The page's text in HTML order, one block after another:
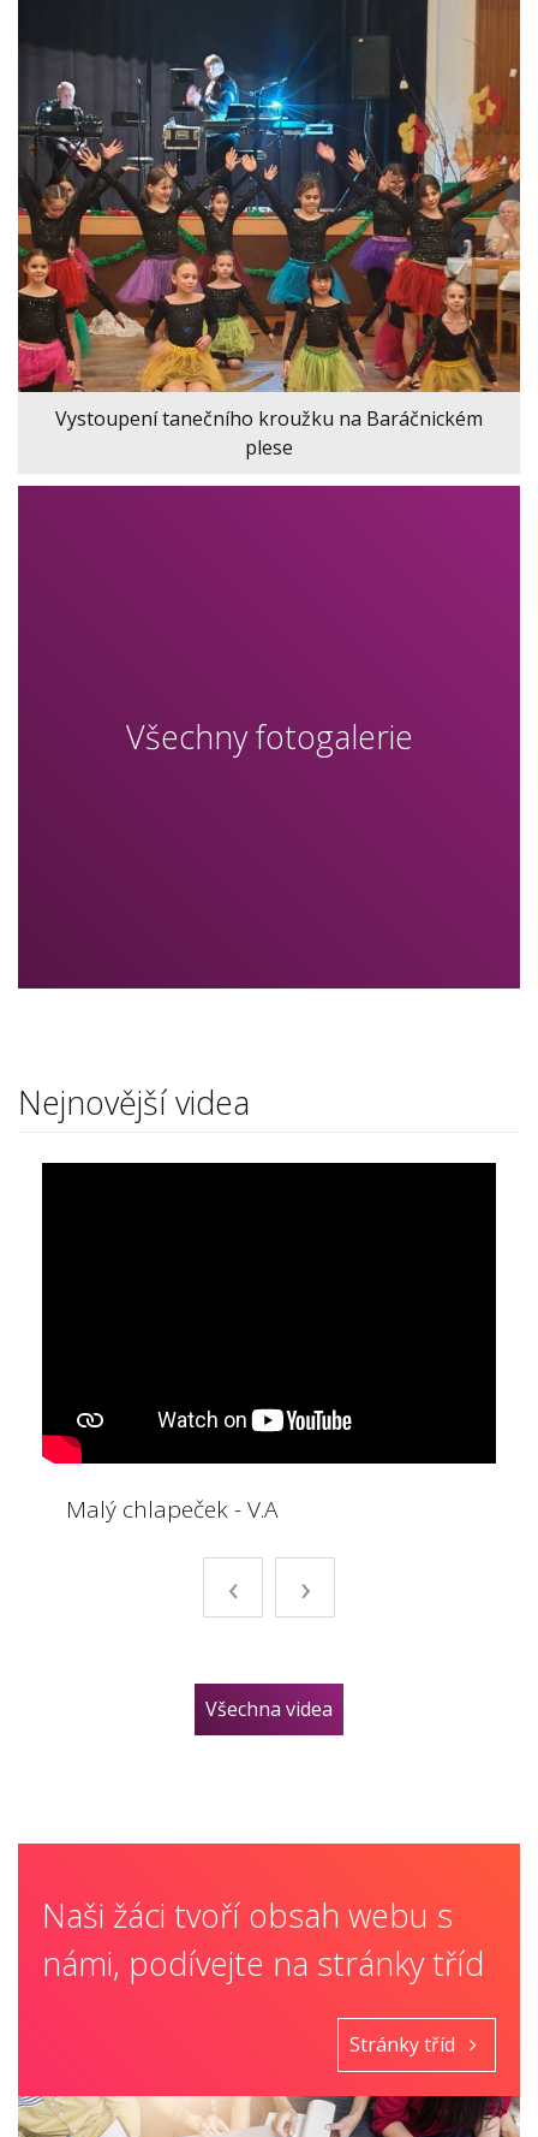
Vystoupení tanečního kroužku na Baráčnickém
plese
Všechny fotogalerie
Nejnovější videa
Malý chlapeček - V.A
‹ ›
Všechna videa
Naši žáci tvoří obsah webu s
námi, podívejte na stránky tříd
Stránky tříd